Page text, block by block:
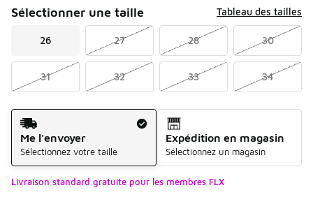
Sélectionner une taille Tableau des tailles
26 27 28 30
31 32 33 34
Mode d'expédition
Me l'envoyer
Sélectionnez votre taille
Expédition en magasin
Sélectionnez un magasin
Livraison standard gratuite pour les membres FLX